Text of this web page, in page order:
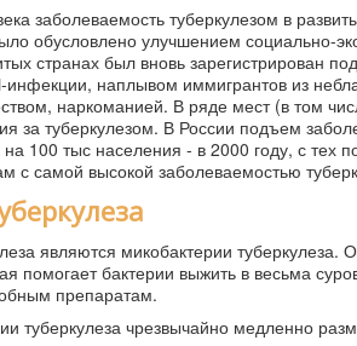
заболеваемость туберкулезом в
обусловлено улучшением социально-
странах был вновь зарегистрирован
наплывом иммигрантов из
наркоманией. В ряде мест (в том
за туберкулезом. В России подъем
100 тыс населения - в 2000 году, с
с самой высокой заболеваемостью
являются микобактерии
помогает бактерии выжить в весьма
препаратам.
туберкулеза чрезвычайно медленно